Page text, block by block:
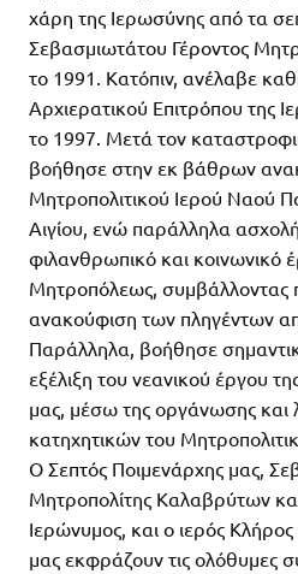
χάρη της Ιερωσύνης από τα
Σεβασμιωτάτου Γέροντος
το 1991. Κατόπιν, ανέλαβε
Αρχιερατικού Επιτρόπου της
το 1997. Μετά τον
βοήθησε στην εκ βάθρων
Μητροπολιτικού Ιερού Ναού
Αιγίου, ενώ παράλληλα
φιλανθρωπικό και κοινωνικό
Μητροπόλεως, συμβάλλοντας
ανακούφιση των πληγέντων
Παράλληλα, βοήθησε
εξέλιξη του νεανικού έργου
μας, μέσω της οργάνωσης και
κατηχητικών του
Ο Σεπτός Ποιμενάρχης μας,
Μητροπολίτης Καλαβρύτων και
Ιερώνυμος, και ο ιερός
μας εκφράζουν τις ολόθυμες